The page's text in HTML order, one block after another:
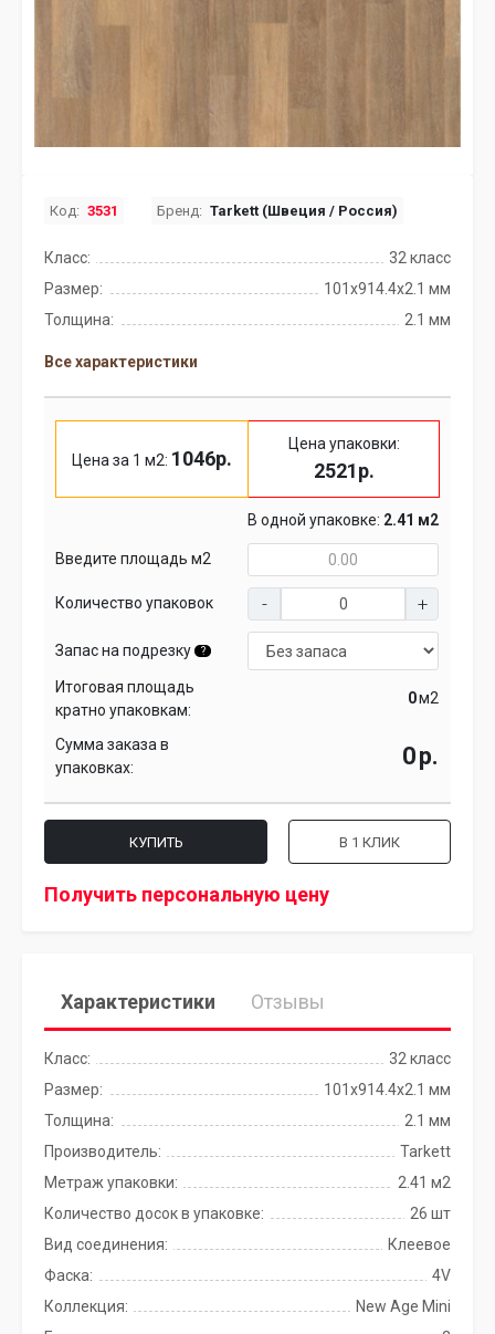
Код: 3531 Бренд: Tarkett (Швеция / Россия)
Класс:
32 класс
Размер:
101x914.4х2.1 мм
Толщина:
2.1 мм
Все характеристики
Цена за 1 м2: 1046р.
Цена упаковки:
2521р.
В одной упаковке: 2.41 м2
Введите площадь м2
Количество упаковок
Запас на подрезку ?
Итоговая площадь
кратно упаковкам:
м2
Сумма заказа в
упаковках:
р.
КУПИТЬ В 1 КЛИК
Получить персональную цену
Характеристики Отзывы
Класс:
32 класс
Размер:
101x914.4х2.1 мм
Толщина:
2.1 мм
Производитель:
Tarkett
Метраж упаковки:
2.41 м2
Количество досок в упаковке:
26 шт
Вид соединения:
Клеевое
Фаска:
4V
Коллекция:
New Age Mini